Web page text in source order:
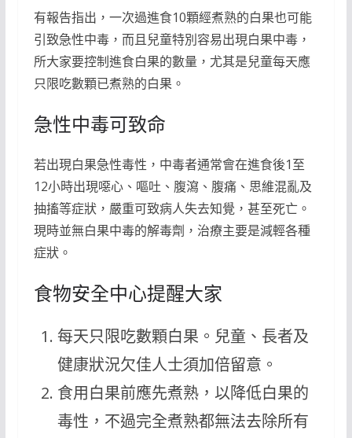
有報告指出，一次過進食10顆經煮熟的白果也可能
引致急性中毒，而且兒童特別容易出現白果中毒，
所大家要控制進食白果的數量，尤其是兒童每天應
只限吃數顆已煮熟的白果。
急性中毒可致命
若出現白果急性毒性，中毒者通常會在進食後1至
12小時出現噁心、嘔吐、腹瀉、腹痛、思維混亂及
抽搐等症狀，嚴重可致病人失去知覺，甚至死亡。
現時並無白果中毒的解毒劑，治療主要是減輕各種
症狀。
食物安全中心提醒大家
每天只限吃數顆白果。兒童、長者及
健康狀況欠佳人士須加倍留意。
食用白果前應先煮熟，以降低白果的
毒性，不過完全煮熟都無法去除所有